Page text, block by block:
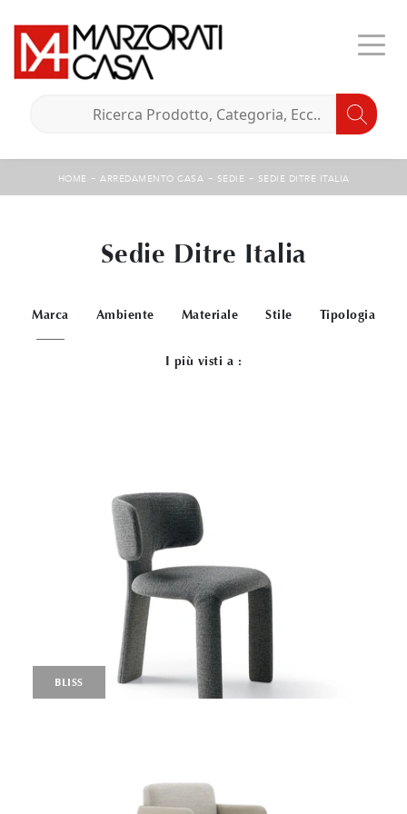
HOME - ARREDAMENTO CASA - SEDIE - SEDIE DITRE ITALIA
Sedie Ditre Italia
Marca Ambiente Materiale Stile Tipologia
I più visti a :
BLISS